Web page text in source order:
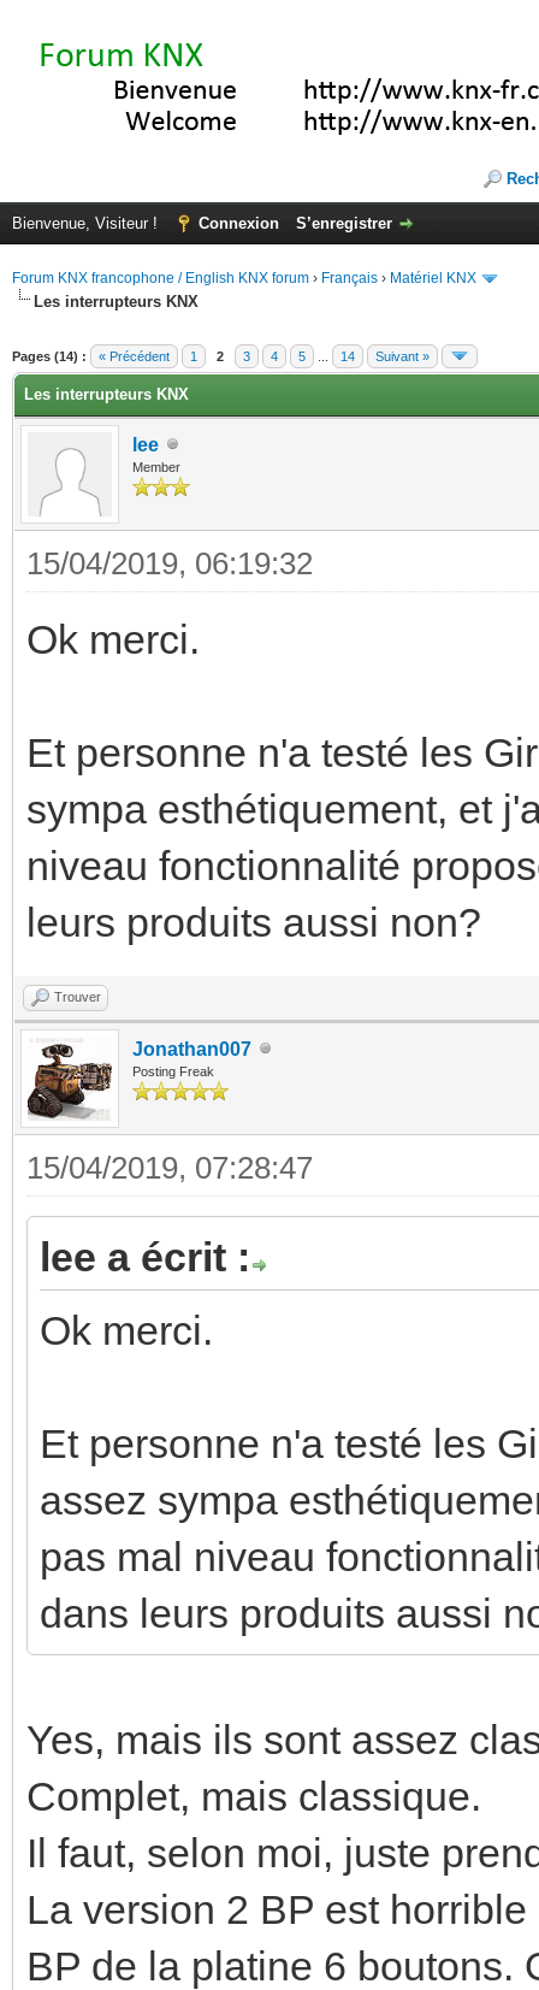
Bienvenue, Visiteur ! Connexion S’enregistrer
Forum KNX francophone / English KNX forum › Français › Matériel KNX
Les interrupteurs KNX
Pages (14) : « Précédent 1 2 3 4 5 14 Suivant »
Les interrupteurs KNX
lee
Member
15/04/2019, 06:19:32
Ok merci.
Et personne n'a testé les
sympa esthétiquement, et
niveau fonctionnalité
leurs produits aussi non?
Trouver
Jonathan007
Posting Freak
15/04/2019, 07:28:47
lee a écrit :
Ok merci.
Et personne n'a testé les
assez sympa
pas mal niveau
dans leurs produits aussi
Yes, mais ils sont assez
Complet, mais classique.
Il faut, selon moi, juste
La version 2 BP est
BP de la platine 6 boutons.